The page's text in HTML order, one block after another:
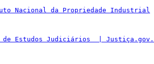
Nacional da Propriedade Industrial
de Estudos Judiciários  |